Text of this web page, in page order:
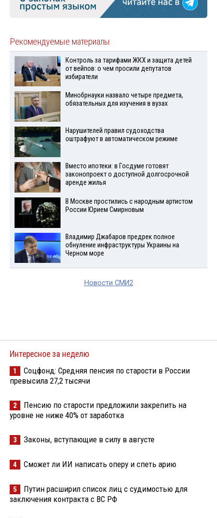
Рекомендуемые материалы
Контроль за тарифами ЖКХ и защита детей
от вейпов: о чем просили депутатов
избиратели
Минобрнауки назвало четыре предмета,
обязательных для изучения в вузах
Нарушителей правил судоходства
оштрафуют в автоматическом режиме
Вместо ипотеки: в Госдуме готовят
законопроект о доступной долгосрочной
аренде жилья
В Москве простились с народным артистом
России Юрием Смирновым
Владимир Джабаров предрек полное
обнуление инфраструктуры Украины на
Черном море
Новости СМИ2
Интересное за неделю
1
Соцфонд: Средняя пенсия по старости в России
превысила 27,2 тысячи
2
Пенсию по старости предложили закрепить на
уровне не ниже 40% от заработка
3 Законы, вступающие в силу в августе
4 Сможет ли ИИ написать оперу и спеть арию
5
Путин расширил список лиц с судимостью для
заключения контракта с ВС РФ